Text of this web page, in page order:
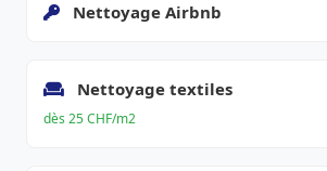
Nettoyage Airbnb
Nettoyage textiles
dès 25 CHF/m2